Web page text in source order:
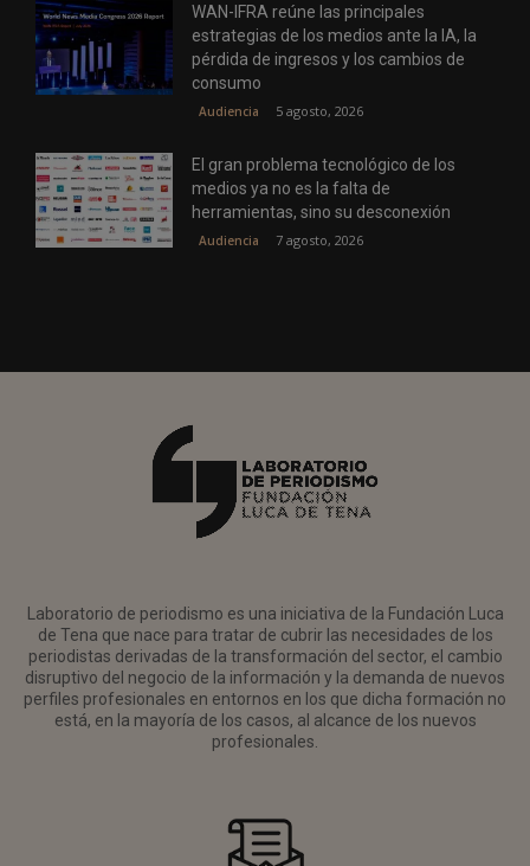
WAN-IFRA reúne las principales
estrategias de los medios ante la IA, la
pérdida de ingresos y los cambios de
consumo
Audiencia 5 agosto, 2026
El gran problema tecnológico de los
medios ya no es la falta de
herramientas, sino su desconexión
Audiencia 7 agosto, 2026
Laboratorio de periodismo es una iniciativa de la Fundación Luca
de Tena que nace para tratar de cubrir las necesidades de los
periodistas derivadas de la transformación del sector, el cambio
disruptivo del negocio de la información y la demanda de nuevos
perfiles profesionales en entornos en los que dicha formación no
está, en la mayoría de los casos, al alcance de los nuevos
profesionales.